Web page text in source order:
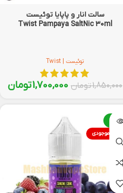
سالت انار و پاپایا توئیست
Twist Pampaya SaltNic 30ml
توئیست | Twist
1,850,000تومان 1,700,000تومان
-8%
اتمام موجودی